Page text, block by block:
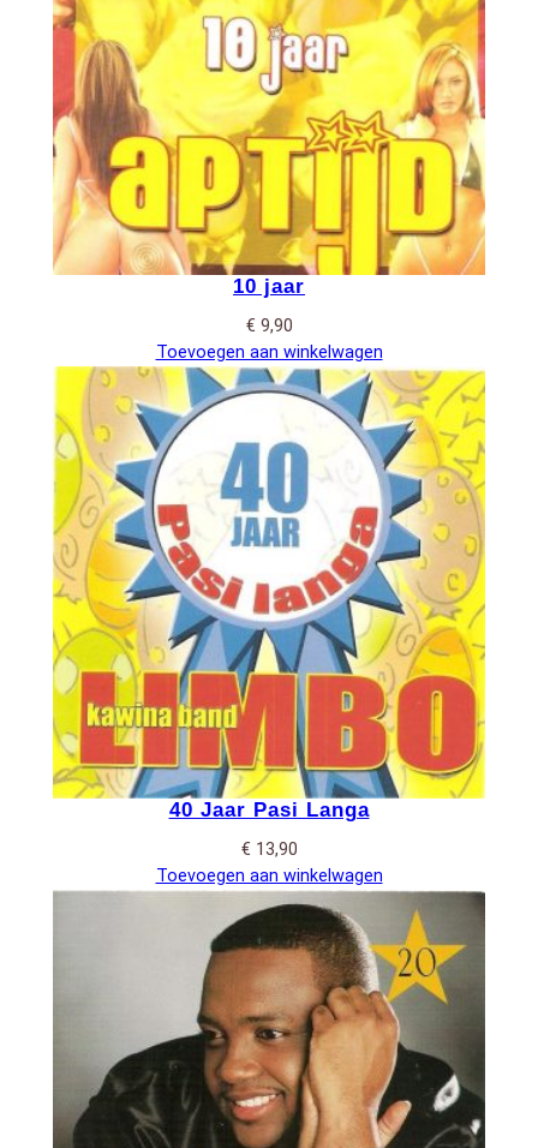
10 jaar
€ 9,90
Toevoegen aan winkelwagen
40 Jaar Pasi Langa
€ 13,90
Toevoegen aan winkelwagen